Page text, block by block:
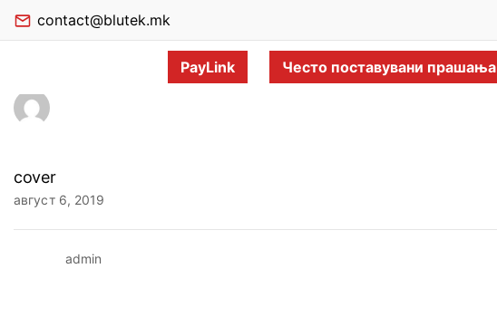
contact@blutek.mk
PayLink Често поставувани прашања
cover
август 6, 2019
admin